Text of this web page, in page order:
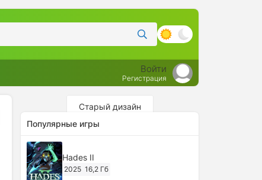
Войти
Регистрация
Старый дизайн
Популярные игры
Hades II
2025 16,2 Гб